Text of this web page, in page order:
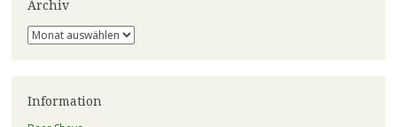
Archiv
Archiv
Information